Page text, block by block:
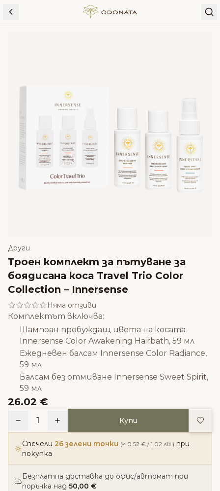
Skip to content
Други
Троен комплект за пътуване за
боядисана коса Travel Trio Color
Collection – Innersense
Няма отзиви
Комплектът включва:
Шампоан пробуждащ цвета на косата
Innersense Color Awakening Hairbath, 59 мл
Ежедневен балсам Innersense Color Radiance,
59 мл
Балсам без отмиване Innersense Sweet Spirit,
59 мл
26.02 €
1 Купи
Спечели 26 зелени точки (≈ 0.52 € / 1.02 лв.) при
покупка
Безплатна доставка до офис/автомат при
поръчка над 50,00 €